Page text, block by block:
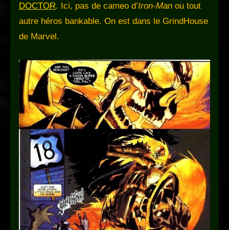
DOCTOR. Ici, pas de cameo d’Iron-Man ou tout
autre héros bankable. On est dans le GrindHouse
de Marvel.